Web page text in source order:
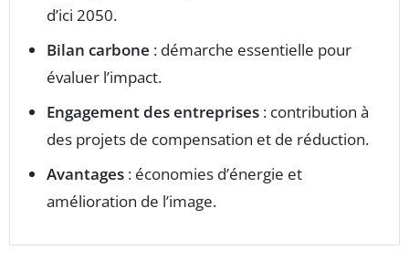
d’ici 2050.
Bilan carbone : démarche essentielle pour
évaluer l’impact.
Engagement des entreprises : contribution à
des projets de compensation et de réduction.
Avantages : économies d’énergie et
amélioration de l’image.